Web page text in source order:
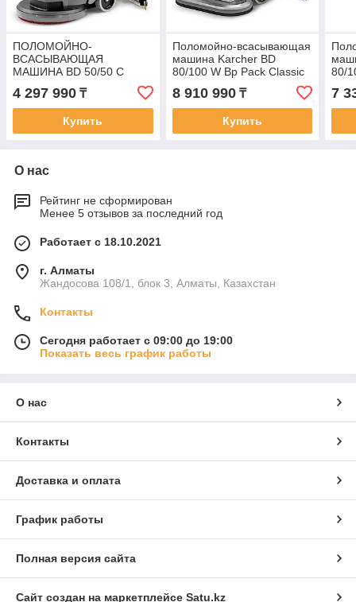
ПОЛОМОЙНО-
ВСАСЫВАЮЩАЯ
МАШИНА BD 50/50 C
Classic Bp Pack (АКБ
литий-ион 80Aч +
быстрозарядное
устройство 50A)
4 297 990 ₸
Купить
Поломойно-всасывающая
машина Karcher BD
80/100 W Bp Pack Classic
8 910 990₸
Купить
80/
7
О нас
Рейтинг не сформирован
Менее 5 отзывов за последний год
Работает с 18.10.2021
г. Алматы
Жандосова 108/1, блок 3, Алматы, Казахстан
Контакты
Сегодня работает с 09:00 до 19:00
Показать весь график работы
О нас
Контакты
Доставка и оплата
График работы
Полная версия сайта
Сайт создан на маркетплейсе Satu.kz